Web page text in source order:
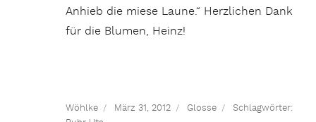
Anhieb die miese Laune.“ Herzlichen Dank
für die Blumen, Heinz!
Wöhlke März 31, 2012 Glosse
Schlagwörter: